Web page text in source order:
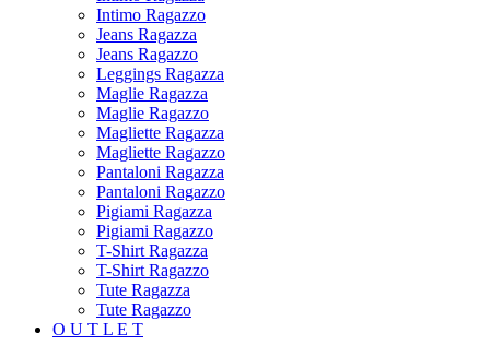
Intimo Ragazzo
Jeans Ragazza
Jeans Ragazzo
Leggings Ragazza
Maglie Ragazza
Maglie Ragazzo
Magliette Ragazza
Magliette Ragazzo
Pantaloni Ragazza
Pantaloni Ragazzo
Pigiami Ragazza
Pigiami Ragazzo
T-Shirt Ragazza
T-Shirt Ragazzo
Tute Ragazza
Tute Ragazzo
O U T L E T